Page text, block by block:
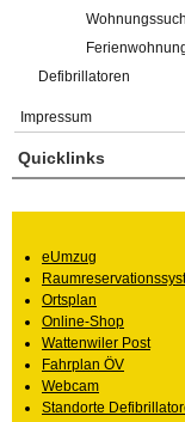
Defibrillatoren
Impressum
Quicklinks
eUmzug
Ortsplan
Online-Shop
Wattenwiler Post
Fahrplan ÖV
Webcam
Standorte